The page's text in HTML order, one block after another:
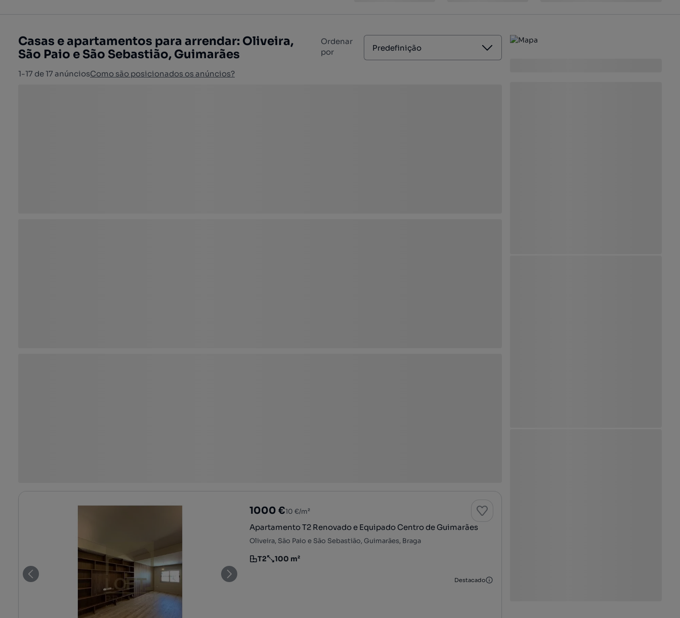
Casas e apartamentos para arrendar: Oliveira,
São Paio e São Sebastião, Guimarães
1-17 de 17 anúnciosComo são posicionados os anúncios?
Ordenar
por
Predefinição
1000 €10 €/m²
Apartamento T2 Renovado e Equipado Centro de Guimarães
Oliveira, São Paio e São Sebastião, Guimarães, Braga
Tipologia
T2
Preço por metro quadrado
100 m²
Destacado